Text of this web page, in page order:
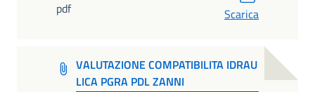
pdf
Scarica
VALUTAZIONE COMPATIBILITA IDRAU
LICA PGRA PDL ZANNI